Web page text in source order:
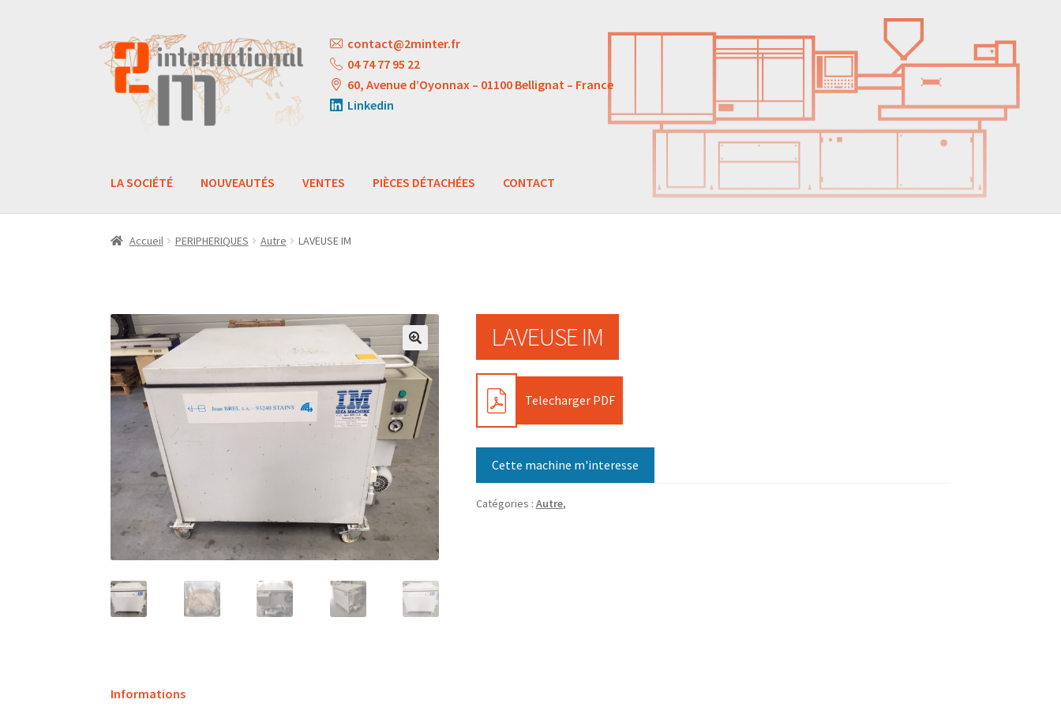
Aller
à
la
navigation
Aller
au
contenu
contact@2minter.fr
04 74 77 95 22
60, Avenue d’Oyonnax – 01100 Bellignat – France
Linkedin
LA SOCIÉTÉ NOUVEAUTÉS VENTES PIÈCES DÉTACHÉES CONTACT
Accueil PERIPHERIQUES Autre LAVEUSE IM
LAVEUSE IM
PDF Telecharger PDF
Cette machine m'interesse
Catégories : Autre,
Informations